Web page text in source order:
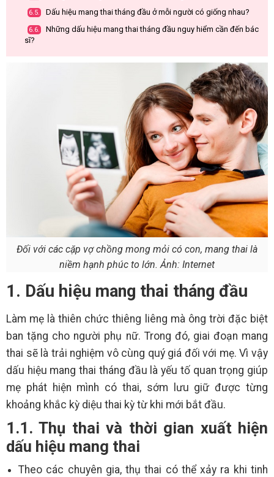
6.5. Dấu hiệu mang thai tháng đầu ở mỗi người có giống nhau?
6.6.
Những dấu hiệu mang thai tháng đầu nguy hiểm cần đến bác
sĩ?
Đối với các cặp vợ chồng mong mỏi có con, mang thai là
niềm hạnh phúc to lớn. Ảnh: Internet
1. Dấu hiệu mang thai tháng đầu
Làm mẹ là thiên chức thiêng liêng mà ông trời đặc biệt
ban tặng cho người phụ nữ. Trong đó, giai đoạn mang
thai sẽ là trải nghiệm vô cùng quý giá đối với mẹ. Vì vậy
dấu hiệu mang thai tháng đầu là yếu tố quan trọng giúp
mẹ phát hiện mình có thai, sớm lưu giữ được từng
khoảng khắc kỳ diệu thai kỳ từ khi mới bắt đầu.
1.1. Thụ thai và thời gian xuất hiện
dấu hiệu mang thai
Theo các chuyên gia, thụ thai có thể xảy ra khi tinh